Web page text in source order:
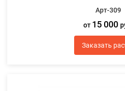
Арт-309
от 15 000
Заказать